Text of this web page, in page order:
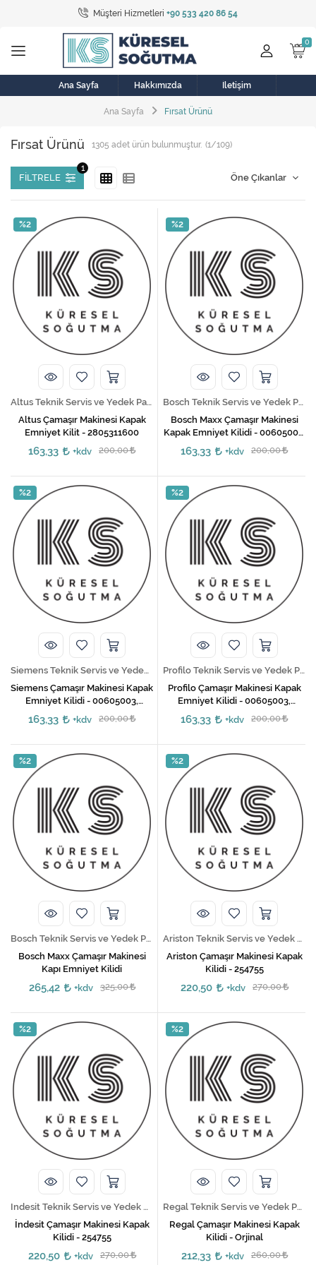
Müşteri Hizmetleri +90 533 420 86 54
Tüm Kategoriler
Bulaşık Makinesi
Buzdolabı
Çamaşır Kurutma Makinesi
Çamaşır Makinesi
Doğalgaz Sobası
Elektrikli Aksamlar
Elektrikli Süpürge
Fan
Fırın, Ocak ve Aspiratör
Kireç Önleme Ve Temizlik
Kombi
Kondansatör
Küçük Ev Aletleri
Rezistanslar
Soğutma Sistemleri
Şofben ve Termosifon
Ana Sayfa Hakkımızda İletişim
Ana Sayfa Fırsat Ürünü
Fırsat Ürünü 1305 adet ürün bulunmuştur. (1/109)
FILTRELE
%2
Altus Teknik Servis ve Yedek Parça Hizmetleri
Altus Çamaşır Makinesi Kapak
Emniyet Kilit - 2805311600
163,33 +kdv 200,00
%2
Bosch Teknik Servis ve Yedek Parça Hizmetleri
Bosch Maxx Çamaşır Makinesi
Kapak Emniyet Kilidi - 00605003,
00610682, 00610147
163,33 +kdv 200,00
%2
Siemens Teknik Servis ve Yedek Parça Hizmetleri
Siemens Çamaşır Makinesi Kapak
Emniyet Kilidi - 00605003,
00610682, 00610147
163,33 +kdv 200,00
%2
Profilo Teknik Servis ve Yedek Parça Hizmetleri
Profilo Çamaşır Makinesi Kapak
Emniyet Kilidi - 00605003,
00610682, 00610147
163,33 +kdv 200,00
%2
Bosch Teknik Servis ve Yedek Parça Hizmetleri
Bosch Maxx Çamaşır Makinesi
Kapı Emniyet Kilidi
265,42 +kdv 325,00
%2
Ariston Teknik Servis ve Yedek Parça Hizmetleri
Ariston Çamaşır Makinesi Kapak
Kilidi - 254755
220,50 +kdv 270,00
%2
Indesit Teknik Servis ve Yedek Parça Hizmetleri
İndesit Çamaşır Makinesi Kapak
Kilidi - 254755
220,50 +kdv 270,00
%2
Regal Teknik Servis ve Yedek Parça Hizmetleri
Regal Çamaşır Makinesi Kapak
Kilidi - Orjinal
212,33 +kdv 260,00